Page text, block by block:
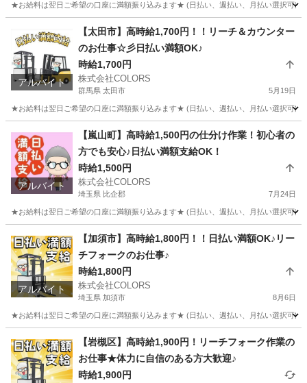
★お給料は翌日ご希望の口座に満額振り込みます★ (日払い、週払い、月払い選択可
倉庫 時給
アルバイト
【太田市】高時給1,700円！！リーチ＆カウンター
のお仕事☆彡日払い満額OK♪
時給1,700円
株式会社COLORS
群馬県 太田市 5月19日
★お給料は翌日ご希望の口座に満額振り込みます★ (日払い、週払い、月払い選択可
倉庫 時給
アルバイト
【嵐山町】高時給1,500円の仕分け作業！初心者の
方でも安心♪日払い満額支給OK！
時給1,500円
株式会社COLORS
埼玉県 比企郡 7月24日
★お給料は翌日ご希望の口座に満額振り込みます★ (日払い、週払い、月払い選択可
倉庫 時給
アルバイト
【加須市】高時給1,800円！！日払い満額OK♪リー
チフォークのお仕事♪
時給1,800円
株式会社COLORS
埼玉県 加須市 8月6日
★お給料は翌日ご希望の口座に満額振り込みます★ (日払い、週払い、月払い選択可
倉庫 時給
【岩槻区】高時給1,900円！リーチフォーク作業の
お仕事★体力に自信のある方大歓迎♪
時給1,900円